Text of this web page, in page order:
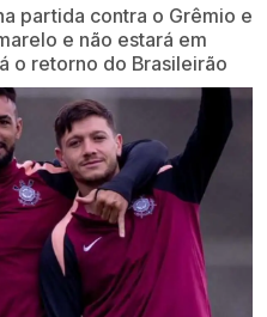
partida contra o Grêmio e
e não estará em
o retorno do Brasileirão